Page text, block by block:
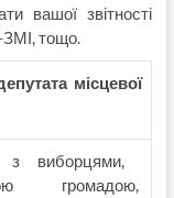
вашої звітності
ЗМІ, тощо.
місцевої
з виборцями,
громадою,